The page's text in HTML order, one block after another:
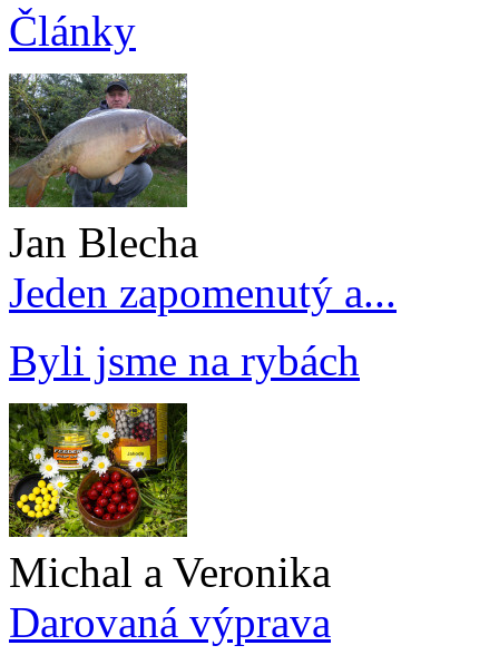
Články
Jan Blecha
Jeden zapomenutý a...
Byli jsme na rybách
Michal a Veronika
Darovaná výprava